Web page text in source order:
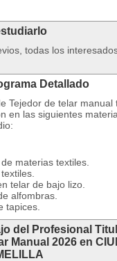
todas los
Detallado
Tejedor de telar manual
en las siguientes
materias textiles.
telar de bajo lizo.
alfombras.
tapices.
del Profesional
Manual 2026 en